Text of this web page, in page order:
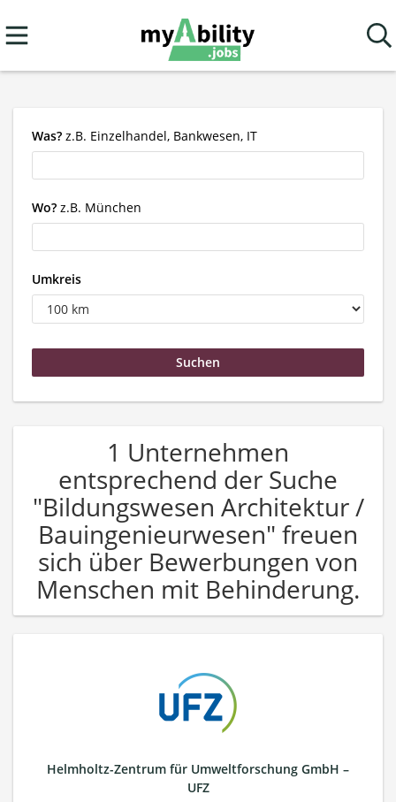
Was? z.B. Einzelhandel, Bankwesen, IT
Wo? z.B. München
Umkreis
1 Unternehmen
entsprechend der Suche
"Bildungswesen Architektur /
Bauingenieurwesen" freuen
sich über Bewerbungen von
Menschen mit Behinderung.
Helmholtz-Zentrum für Umweltforschung GmbH –
UFZ